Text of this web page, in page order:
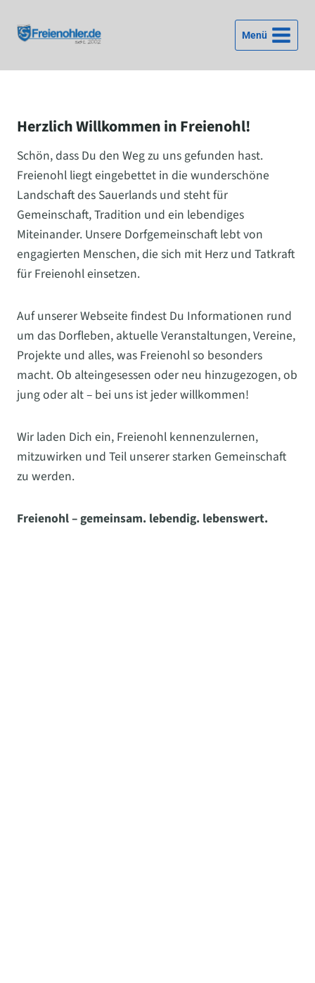
Inhalt
springen
Menü
Herzlich Willkommen in Freienohl!
Schön, dass Du den Weg zu uns gefunden hast.
Freienohl liegt eingebettet in die wunderschöne
Landschaft des Sauerlands und steht für
Gemeinschaft, Tradition und ein lebendiges
Miteinander. Unsere Dorfgemeinschaft lebt von
engagierten Menschen, die sich mit Herz und Tatkraft
für Freienohl einsetzen.
Auf unserer Webseite findest Du Informationen rund
um das Dorfleben, aktuelle Veranstaltungen, Vereine,
Projekte und alles, was Freienohl so besonders
macht. Ob alteingesessen oder neu hinzugezogen, ob
jung oder alt – bei uns ist jeder willkommen!
Wir laden Dich ein, Freienohl kennenzulernen,
mitzuwirken und Teil unserer starken Gemeinschaft
zu werden.
Freienohl – gemeinsam. lebendig. lebenswert.